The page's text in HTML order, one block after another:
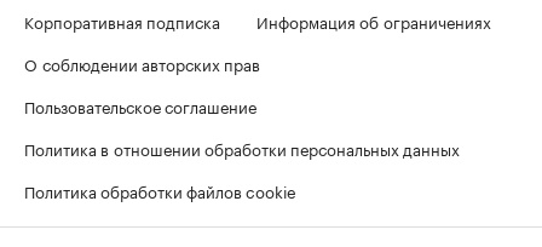
Корпоративная подписка
Информация об ограничениях
О соблюдении авторских прав
Пользовательское соглашение
Политика в отношении обработки персональных данных
Политика обработки файлов cookie